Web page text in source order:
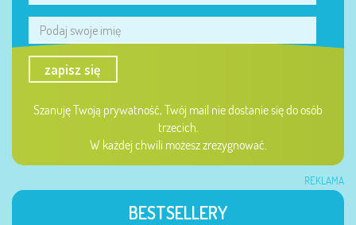
zapisz się
Szanuję Twoją prywatność, Twój mail nie dostanie się do osób
trzecich.
W każdej chwili możesz zrezygnować.
REKLAMA
BESTSELLERY